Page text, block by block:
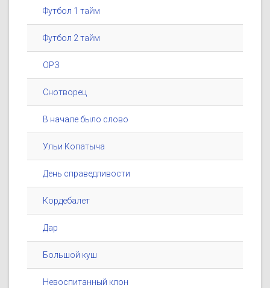
Футбол 1 тайм
Футбол 2 тайм
ОРЗ
Снотворец
В начале было слово
Ульи Копатыча
День справедливости
Кордебалет
Дар
Большой куш
Невоспитанный клон